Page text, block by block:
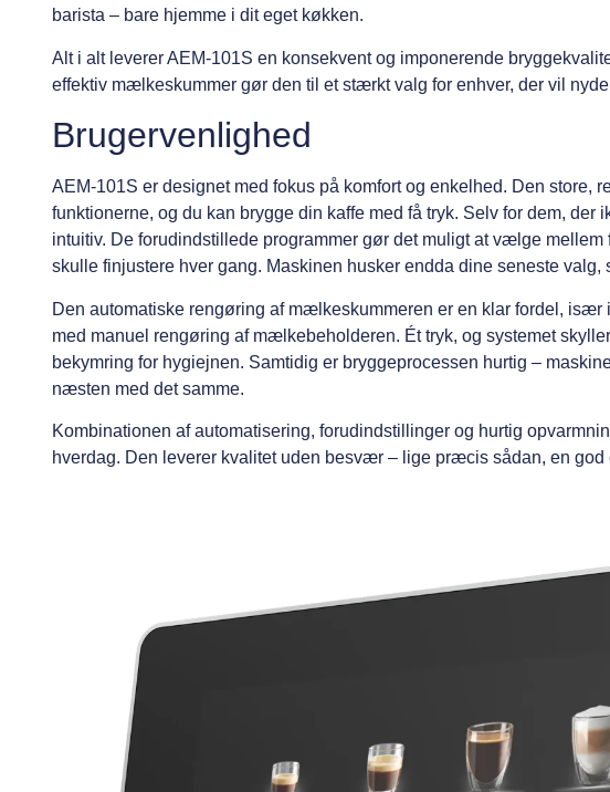
barista – bare hjemme i dit eget køkken.
Alt i alt leverer AEM-101S en konsekvent og imponerende
effektiv mælkeskummer gør den til et stærkt valg for enhver, der vil
Brugervenlighed
AEM-101S er designet med fokus på komfort og enkelhed. Den store,
funktionerne, og du kan brygge din kaffe med få tryk. Selv for dem,
intuitiv. De forudindstillede programmer gør det muligt at vælge
skulle finjustere hver gang. Maskinen husker endda dine seneste
Den automatiske rengøring af mælkeskummeren er en klar fordel,
med manuel rengøring af mælkebeholderen. Ét tryk, og systemet
bekymring for hygiejnen. Samtidig er bryggeprocessen hurtig –
næsten med det samme.
Kombinationen af automatisering, forudindstillinger og hurtig
hverdag. Den leverer kvalitet uden besvær – lige præcis sådan, en